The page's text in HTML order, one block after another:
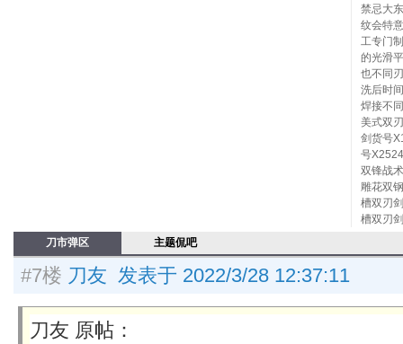
禁忌大
纹会特
工专门
的光滑
也不同
洗后时
焊接不
美式双
剑货号
号
双锋战
雕花双
槽双刃
槽双刃
刀市弹区
主题侃吧
#7楼 刀友 发表于 2022/3/28 12:37:11
刀友 原帖：